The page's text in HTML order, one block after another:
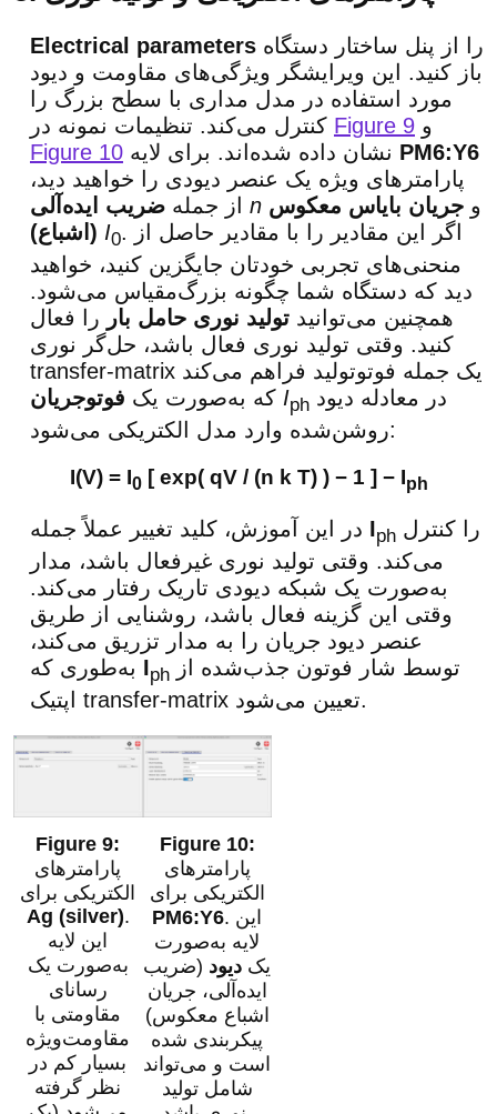
Electrical parameters
باز کنید. این ویرایشگر ویژگی‌های مقاومت و دیود
مورد استفاده در مدل مداری با سطح بزرگ را
Figure 9 و
Figure 10
PM6:Y6
پارامترهای ویژه یک عنصر دیودی را خواهید دید،
از جمله ضریب ایده‌آلی n و جریان بایاس معکوس
(اشباع) I0. اگر این مقادیر را با مقادیر حاصل از
منحنی‌های تجربی خودتان جایگزین کنید، خواهید
دید که دستگاه شما چگونه بزرگ‌مقیاس می‌شود.
همچنین می‌توانید تولید نوری حامل بار را فعال
کنید. وقتی تولید نوری فعال باشد، حل‌گر نوری
transfer-matrix یک جمله فوتوتولید فراهم می‌کند
که به‌صورت یک فوتوجریان Iph
روشن‌شده وارد مدل الکتریکی می‌شود:
I(V) = I0[ exp( qV / (n k T) ) − 1 ] − Iph
Iph
می‌کند. وقتی تولید نوری غیرفعال باشد، مدار
به‌صورت یک شبکه دیودی تاریک رفتار می‌کند.
وقتی این گزینه فعال باشد، روشنایی از طریق
عنصر دیود جریان را به مدار تزریق می‌کند،
Iph
اپتیک transfer-matrix تعیین می‌شود.
پارامترهای
الکتریکی برای
Ag (silver).
این لایه
به‌صورت یک
رسانای
مقاومتی با
مقاومت‌ویژه
بسیار کم در
نظر گرفته
پارامترهای
الکتریکی برای
PM6:Y6. این
لایه به‌صورت
یک دیود (ضریب
ایده‌آلی، جریان
اشباع معکوس)
پیکربندی شده
است و می‌تواند
شامل تولید